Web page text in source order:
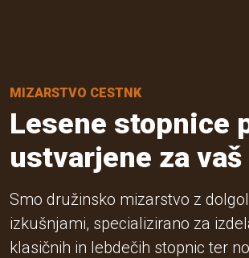
MIZARSTVO CESTNK
Lesene stopnice
ustvarjene za vaš
Smo družinsko mizarstvo z
izkušnjami, specializirano za
klasičnih in lebdečih stopnic ter